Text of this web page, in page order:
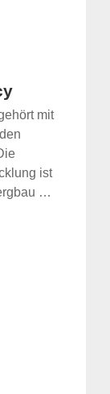
mit
ist
…